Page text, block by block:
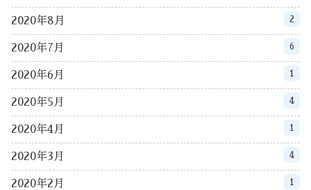
2020年8月 2
2020年7月 6
2020年6月 1
2020年5月 4
2020年4月 1
2020年3月 4
2020年2月 1